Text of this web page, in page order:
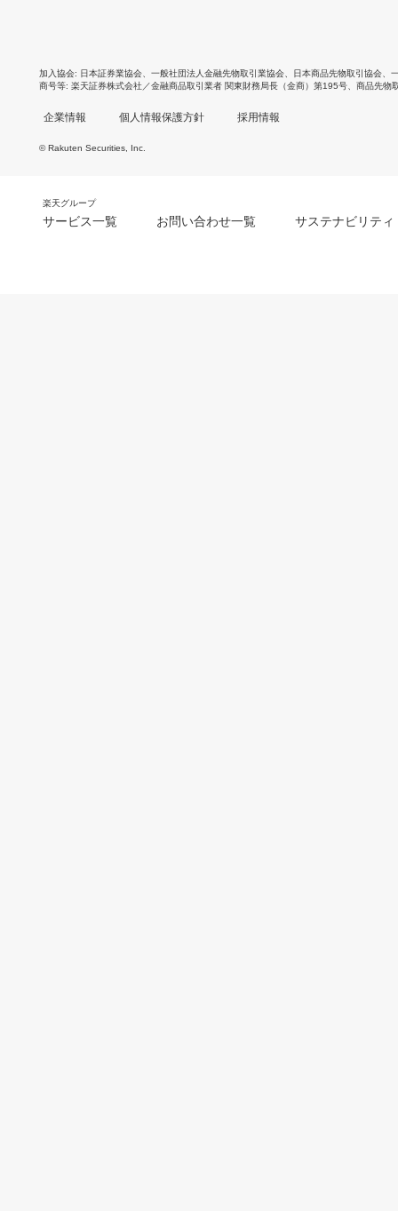
加入協会 日本証券業協会 一般社団法人金融先物取引業協会 日本商品先物取引協会
商号等 楽天証券株式会社／金融商品取引業者 関東財務局長（金商）第195号、商品先物
企業情報 個人情報保護方針 採用情報
© Rakuten Securities, Inc.
楽天グループ
サービス一覧 お問い合わせ一覧 サステナビリティ